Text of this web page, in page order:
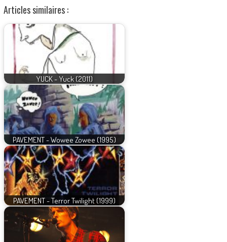
Articles similaires :
YUCK - Yuck (2011)
PAVEMENT - Wowee Zowee (1995)
PAVEMENT - Terror Twilight (1999)